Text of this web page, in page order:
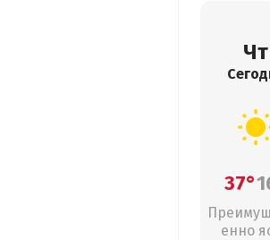
Чт
37°
енно